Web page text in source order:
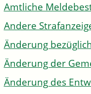
Amtliche
Andere
Änderung
Änderung der
Änderung des